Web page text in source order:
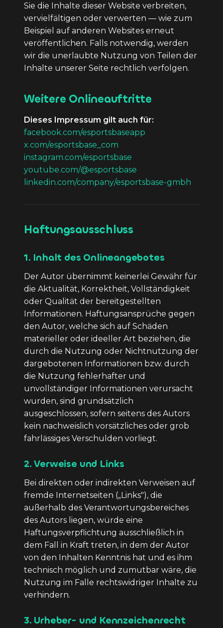
Sie die Inhalte dieser Website verbreiten,
vervielfältigen oder verwerten — wie zum
Beispiel auf anderen Websites erneut
veröffentlichen. Falls notwendig, werden
wir die unerlaubte Nutzung von Teilen der
Inhalte unserer Seite rechtlich verfolgen.
Weitere Onlineauftritte
Dieses Impressum gilt auch für:
facebook.com/esportsbaseapp
x.com/esportsbase_com
instagram.com/esportsbase
youtube.com/@esportsbase
linkedin.com/company/esportsbase-gmbh
Haftungsausschluss
1. Inhalt des Onlineangebotes
Der Autor übernimmt keinerlei Gewähr für
die Aktualität, Korrektheit, Vollständigkeit
oder Qualität der bereitgestellten
Informationen. Haftungsansprüche gegen
den Autor, welche sich auf Schäden
materieller oder ideeller Art beziehen, die
durch die Nutzung oder Nichtnutzung der
dargebotenen Informationen bzw. durch
die Nutzung fehlerhafter und
unvollständiger Informationen verursacht
wurden, sind grundsätzlich
ausgeschlossen, sofern seitens des Autors
kein nachweislich vorsätzliches oder grob
fahrlässiges Verschulden vorliegt.
2. Verweise und Links
Bei direkten oder indirekten Verweisen auf
fremde Internetseiten („Links"), die
außerhalb des Verantwortungsbereiches
des Autors liegen, würde eine
Haftungsverpflichtung ausschließlich in
dem Fall in Kraft treten, in dem der Autor
von den Inhalten Kenntnis hat und es ihm
technisch möglich und zumutbar wäre, die
Nutzung im Falle rechtswidriger Inhalte zu
verhindern.
3. Urheber- und Kennzeichenrecht